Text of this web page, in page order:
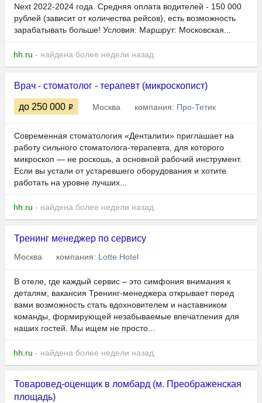
Next 2022-2024 года. Средняя оплата водителей - 150 000
рублей (зависит от количества рейсов), есть возможность
зарабатывать больше! Условия: Маршрут: Московская...
hh.ru - найдена более недели назад
Врач - стоматолог - терапевт (микроскопист)
до 250 000 Москва компания: Про-Тетик
Современная стоматология «Денталити» приглашает на
работу сильного стоматолога-терапевта, для которого
микроскоп — не роскошь, а основной рабочий инструмент.
Если вы устали от устаревшего оборудования и хотите
работать на уровне лучших...
hh.ru - найдена более недели назад
Тренинг менеджер по сервису
Москва компания: Lotte Hotel
В отеле, где каждый сервис – это симфония внимания к
деталям, вакансия Тренинг-менеджера открывает перед
вами возможность стать вдохновителем и наставником
команды, формирующей незабываемые впечатления для
наших гостей. Мы ищем не просто...
hh.ru - найдена более недели назад
Товаровед-оценщик в ломбард (м. Преображенская
площадь)